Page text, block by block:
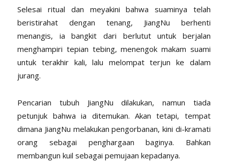
Selesai ritual dan meyakini bahwa suaminya telah
beristirahat dengan tenang, JiangNu berhenti
menangis, ia bangkit dari berlutut untuk berjalan
menghampiri tepian tebing, menengok makam suami
untuk terakhir kali, lalu melompat terjun ke dalam
jurang.
Pencarian tubuh JiangNu dilakukan, namun tiada
petunjuk bahwa ia ditemukan. Akan tetapi, tempat
dimana JiangNu melakukan pengorbanan, kini di-kramati
orang sebagai penghargaan baginya. Bahkan
membangun kuil sebagai pemujaan kepadanya.